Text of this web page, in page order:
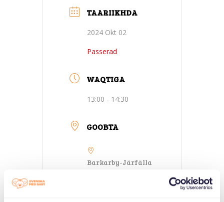
TAARIIKHDA
2024 Okt 02
Passerad
WAQTIGA
13:00 - 14:30
GOOBTA
Barkarby-Järfälla